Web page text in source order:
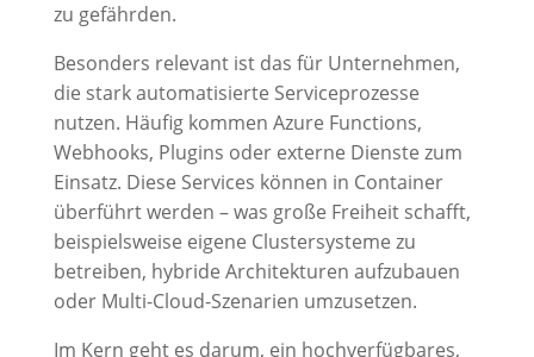
zu gefährden.
Besonders relevant ist das für Unternehmen,
die stark automatisierte Serviceprozesse
nutzen. Häufig kommen Azure Functions,
Webhooks, Plugins oder externe Dienste zum
Einsatz. Diese Services können in Container
überführt werden – was große Freiheit schafft,
beispielsweise eigene Clustersysteme zu
betreiben, hybride Architekturen aufzubauen
oder Multi-Cloud-Szenarien umzusetzen.
Im Kern geht es darum, ein hochverfügbares,